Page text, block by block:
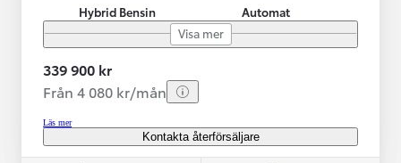
Hybrid Bensin
Automat
Visa mer
339 900 kr
Från 4 080 kr/mån
Läs mer
Kontakta återförsäljare